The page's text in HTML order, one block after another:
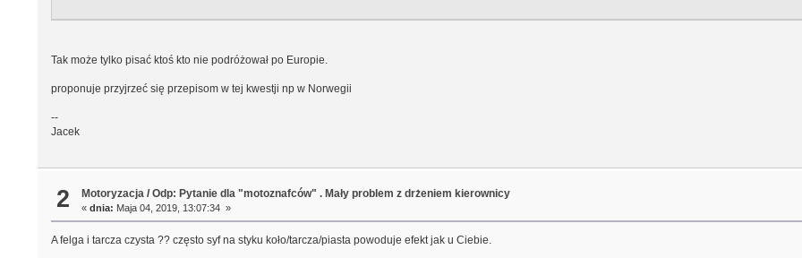
Tak może tylko pisać ktoś kto nie podróżował po Europie.
proponuje przyjrzeć się przepisom w tej kwestji np w Norwegii
--
Jacek
2 Motoryzacja /Odp: Pytanie dla "motoznafców" . Mały problem z drżeniem kierownicy
«dnia: Maja 04, 2019, 13:07:34 »
A felga i tarcza czysta ?? często syf na styku koło/tarcza/piasta powoduje efekt jak u Ciebie.